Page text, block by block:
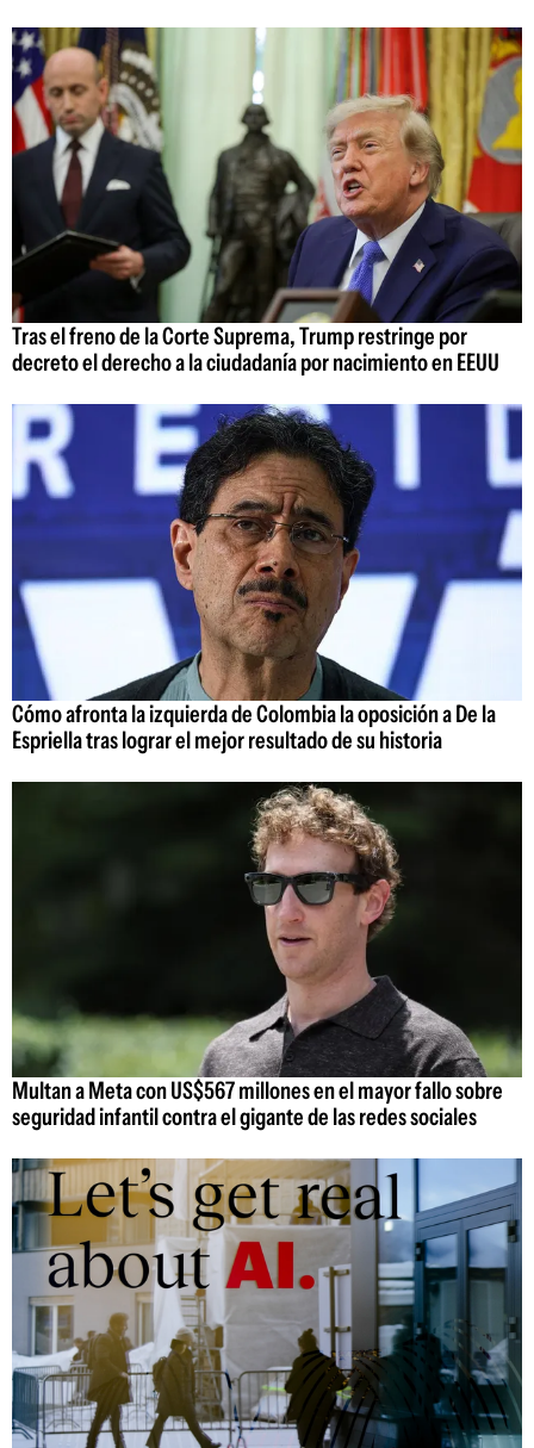
Tras el freno de la Corte Suprema, Trump restringe por
decreto el derecho a la ciudadanía por nacimiento en EEUU
Cómo afronta la izquierda de Colombia la oposición a De la
Espriella tras lograr el mejor resultado de su historia
Multan a Meta con US$567 millones en el mayor fallo sobre
seguridad infantil contra el gigante de las redes sociales